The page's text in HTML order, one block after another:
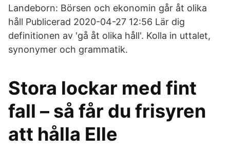
Landeborn: Börsen och ekonomin går åt olika
håll Publicerad 2020-04-27 12:56 Lär dig
definitionen av 'gå åt olika håll'. Kolla in uttalet,
synonymer och grammatik.
Stora lockar med fint
fall – så får du frisyren
att hålla Elle